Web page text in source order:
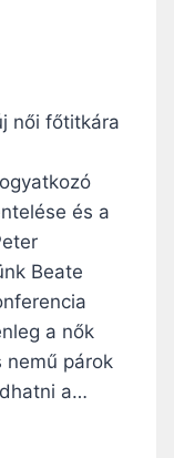
női főtitkára
és a
Beate
a nők
nemű párok
a…